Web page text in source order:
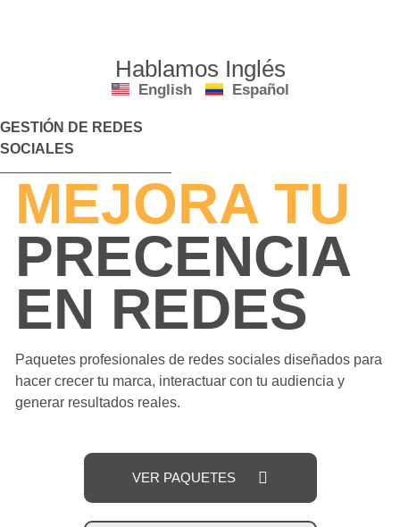
Hablamos Inglés
English Español
GESTIÓN DE REDES
SOCIALES
MEJORA TU
PRECENCIA
EN REDES
Paquetes profesionales de redes sociales diseñados para
hacer crecer tu marca, interactuar con tu audiencia y
generar resultados reales.
VER PAQUETES